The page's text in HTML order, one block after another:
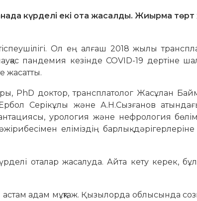
күрделі екі ота жасалды. Жиырма төрт
Ол ең алғаш 2018 жылы
пандемия кезінде COVID-19 дертіне
жасатты.
PhD доктор, трансплатолог Жасұлан
Серікұлы және А.Н.Сызғанов атындағы
урология және нефрология
еліміздің барлық
оталар жасалуда. Айта кету керек, бұл
астам адам мұқтаж. Қызылорда облысында